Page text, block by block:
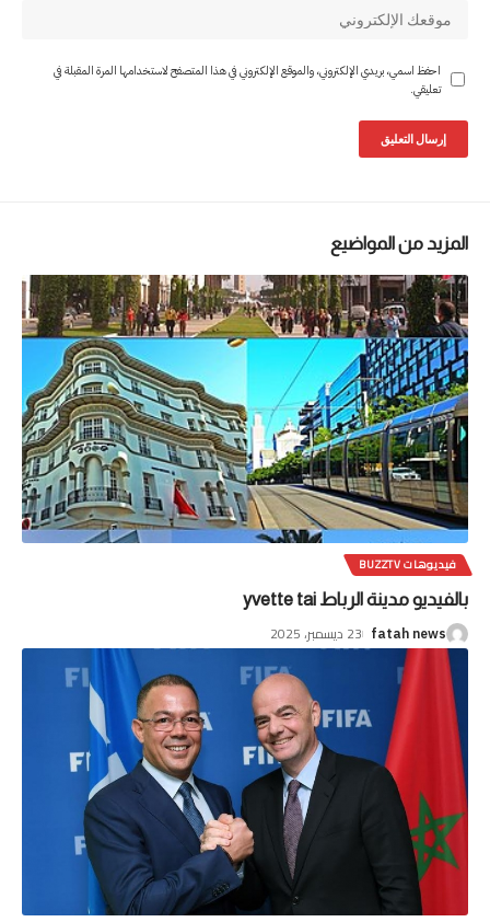
احفظ اسمي، بريدي الإلكتروني، والموقع الإلكتروني في هذا المتصفح لاستخدامها المرة المقبلة في
تعليقي.
المزيد من المواضيع
فيديوهات BUZZTV
بالفيديو مدينة الرباط yvette tai
fatah news 23 ديسمبر، 2025